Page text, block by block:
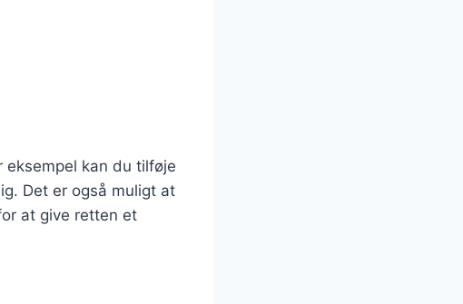
eksempel kan du tilføje
Det er også muligt at
at give retten et